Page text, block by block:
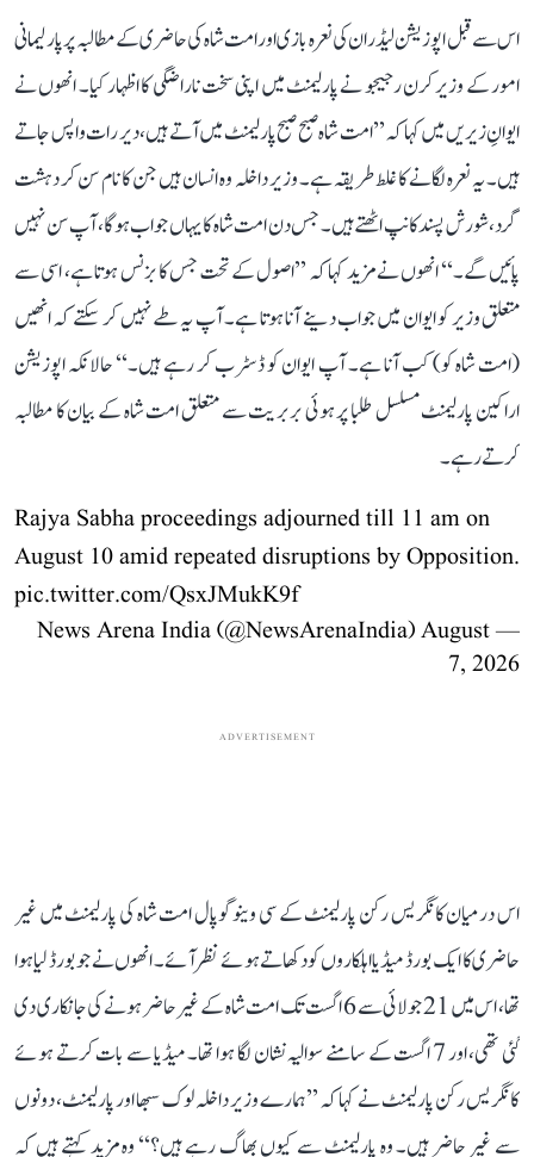
اس سے قبل اپوزیشن لیڈران کی نعرہ بازی اور امت شاہ کی حاضری کے مطالبہ پر پارلیمانی
امور کے وزیر کرن رجیجو نے پارلیمنٹ میں اپنی سخت ناراضگی کا اظہار کیا۔ انھوں نے
ایوانِ زیریں میں کہا کہ ’’امت شاہ صبح صبح پارلیمنٹ میں آتے ہیں، دیر رات واپس جاتے
ہیں۔ یہ نعرہ لگانے کا غلط طریقہ ہے۔ وزیر داخلہ وہ انسان ہیں جن کا نام سن کر دہشت
گرد، شورش پسند کانپ اٹھتے ہیں۔ جس دن امت شاہ کا یہاں جواب ہوگا، آپ سن نہیں
پائیں گے۔‘‘ انھوں نے مزید کہا کہ ’’اصول کے تحت جس کا بزنس ہوتا ہے، اسی سے
متعلق وزیر کو ایوان میں جواب دینے آنا ہوتا ہے۔ آپ یہ طے نہیں کر سکتے کہ انھیں
(امت شاہ کو) کب آنا ہے۔ آپ ایوان کو ڈسٹرب کر رہے ہیں۔‘‘ حالانکہ اپوزیشن
اراکین پارلیمنٹ مسلسل طلبا پر ہوئی بربریت سے متعلق امت شاہ کے بیان کا مطالبہ
کرتے رہے۔
Rajya Sabha proceedings adjourned till 11 am on
August 10 amid repeated disruptions by Opposition.
pic.twitter.com/QsxJMukK9f
— News Arena India (@NewsArenaIndia)
August
7, 2026
ADVERTISEMENT
اس درمیان کانگریس رکن پارلیمنٹ کے سی وینوگوپال امت شاہ کی پارلیمنٹ میں غیر
حاضری کا ایک بورڈ میڈیا اہلکاروں کو دکھاتے ہوئے نظر آئے۔ انھوں نے جو بورڈ لیا ہوا
تھا، اس میں 21 جولائی سے 6 اگست تک امت شاہ کے غیر حاضر ہونے کی جانکاری دی
گئی تھی، اور 7 اگست کے سامنے سوالیہ نشان لگا ہوا تھا۔ میڈیا سے بات کرتے ہوئے
کانگریس رکن پارلیمنٹ نے کہا کہ ’’ہمارے وزیر داخلہ لوک سبھا اور پارلیمنٹ، دونوں
سے غیر حاضر ہیں۔ وہ پارلیمنٹ سے کیوں بھاگ رہے ہیں؟‘‘ وہ مزید کہتے ہیں کہ